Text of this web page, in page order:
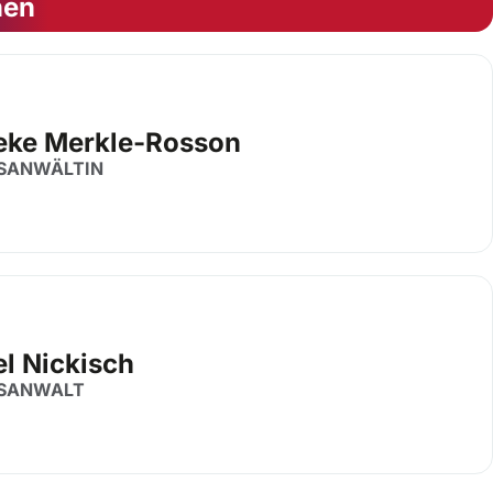
Merkle-Rosson
Nickisch